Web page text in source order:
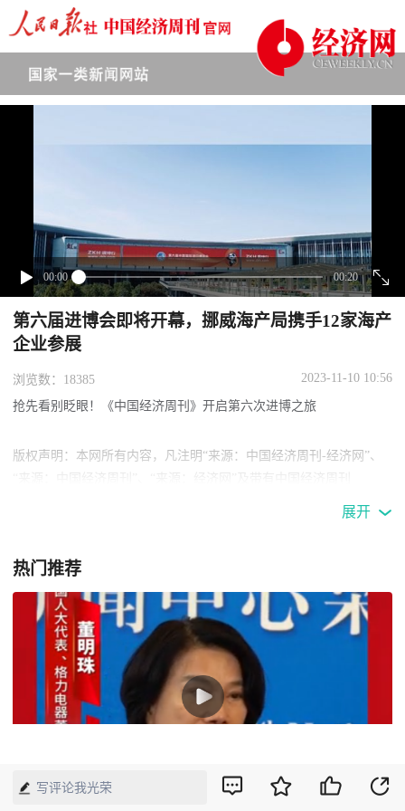
00:00 00:20
下拉刷新
第六届进博会即将开幕，挪威海产局携手12家海产
企业参展
浏览数：18385 2023-11-10 10:56
抢先看别眨眼！《中国经济周刊》开启第六次进博之旅
版权声明：本网所有内容，凡注明“来源：中国经济周刊-经济网”、
下载、转载使用时必须注明“来源：中国经济周刊-经济网”、“来源：
中国经济周刊”、“来源：经济网”，不得改动标题及文字内容，违者
将依法追究责任。 凡本网注明“来源：XXX（非中国经济周刊或经济
网）”的文/图等稿件，均转载自其它媒体，转载目的在于传递更多信
息，并不代表本网赞同其观点和对其真实性负责。如其他媒体、网站
或个人转载使用，请与著作权人联系，并自负法律责任。
展开
热门推荐
27
写评论我光荣